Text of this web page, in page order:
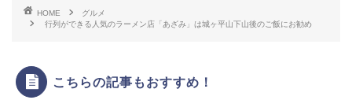
HOME
グルメ
行列ができる人気のラーメン店「あざみ」は城ヶ平山下山後のご飯にお勧め
こちらの記事もおすすめ！